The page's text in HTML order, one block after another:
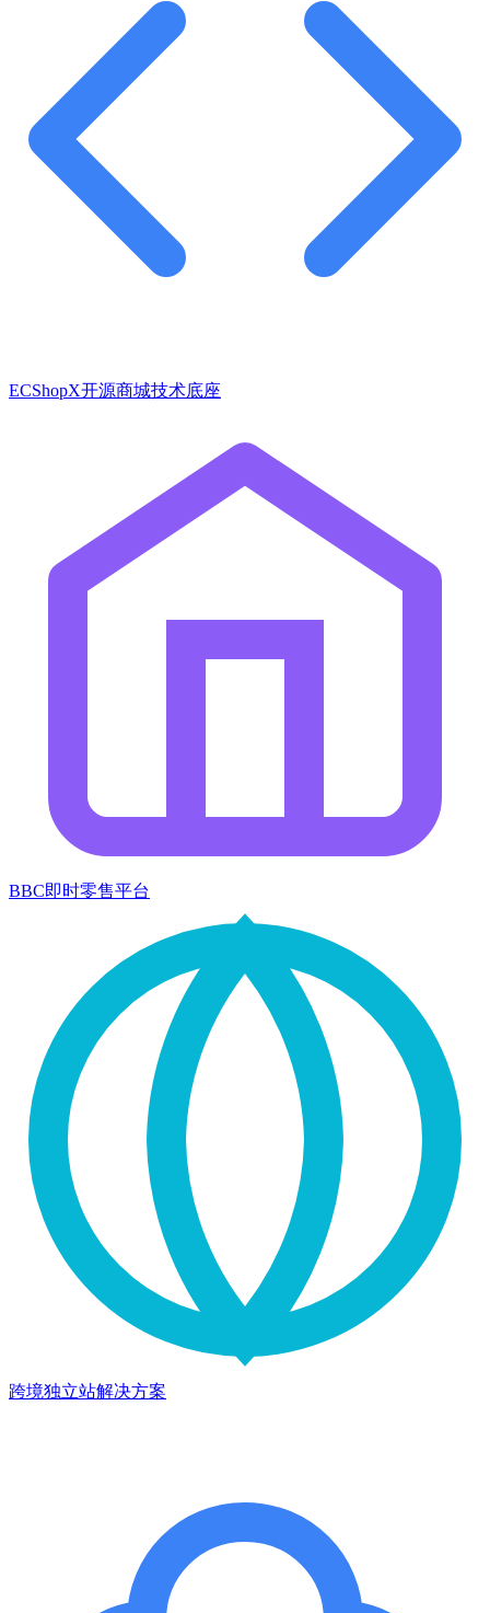
ECShopX开源商城技术底座
BBC即时零售平台
跨境独立站解决方案